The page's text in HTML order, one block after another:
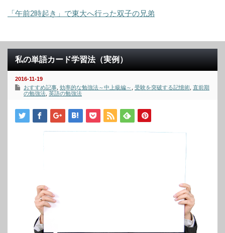
「午前2時起き」で東大へ行った双子の兄弟
私の単語カード学習法（実例）
2016-11-19
おすすめ記事 効率的な勉強法～中上級編～ 受験を突破する記憶術 直前期
の勉強法 英語の勉強法